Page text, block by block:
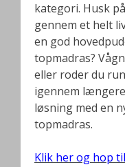
kategori. Husk
gennem et helt
en god
topmadras?
eller roder du
igennem
løsning med en
topmadras.
Klik her og hop